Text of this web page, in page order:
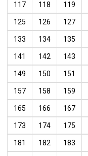
117 118 119
125 126 127
133 134 135
141 142 143
149 150 151
157 158 159
165 166 167
173 174 175
181 182 183